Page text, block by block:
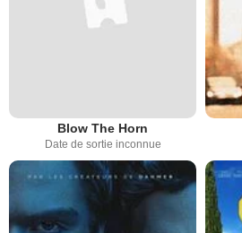
Blow The Horn
Date de sortie inconnue